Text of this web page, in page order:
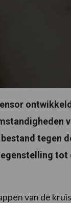
tegen
tot
van de